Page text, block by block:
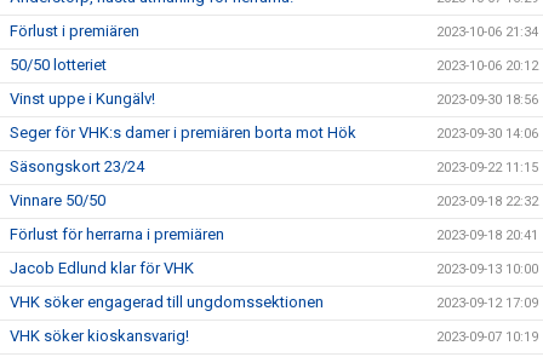
Förlust i premiären 2023-10-06 21:34
50/50 lotteriet 2023-10-06 20:12
Vinst uppe i Kungälv! 2023-09-30 18:56
Seger för VHK:s damer i premiären borta mot Hök 2023-09-30 14:06
Säsongskort 23/24 2023-09-22 11:15
Vinnare 50/50 2023-09-18 22:32
Förlust för herrarna i premiären 2023-09-18 20:41
Jacob Edlund klar för VHK 2023-09-13 10:00
VHK söker engagerad till ungdomssektionen 2023-09-12 17:09
VHK söker kioskansvarig! 2023-09-07 10:19